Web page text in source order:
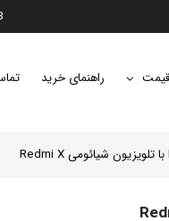
راهنمای خرید